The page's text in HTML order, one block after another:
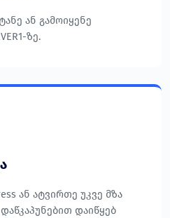
ან გამოიყენე
ზე.
ან ატვირთე უკვე მზა
დაიწყებ